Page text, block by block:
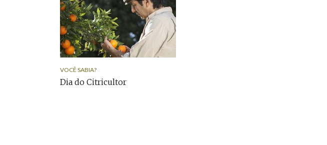
VOCÊ SABIA?
Dia do Citricultor